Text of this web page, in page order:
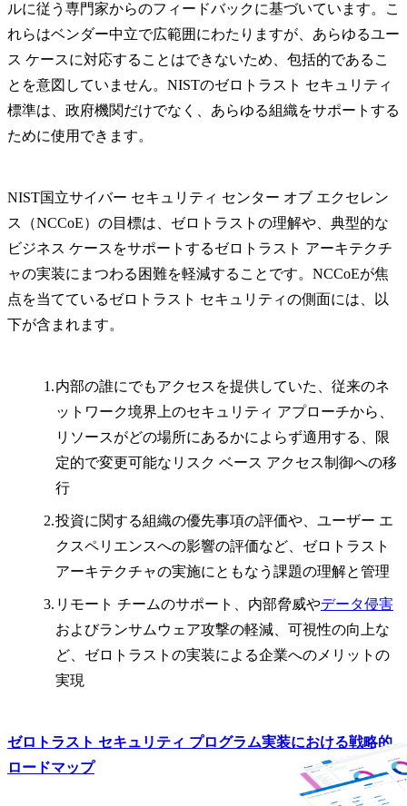
ルに従う専門家からのフィードバックに基づいています。こ
れらはベンダー中立で広範囲にわたりますが、あらゆるユー
ス ケースに対応することはできないため、包括的であるこ
とを意図していません。NISTのゼロトラスト セキュリティ
標準は、政府機関だけでなく、あらゆる組織をサポートする
ために使用できます。
NIST国立サイバー セキュリティ センター オブ エクセレン
ス（NCCoE）の目標は、ゼロトラストの理解や、典型的な
ビジネス ケースをサポートするゼロトラスト アーキテクチ
ャの実装にまつわる困難を軽減することです。NCCoEが焦
点を当てているゼロトラスト セキュリティの側面には、以
下が含まれます。
内部の誰にでもアクセスを提供していた、従来のネ
ットワーク境界上のセキュリティ アプローチから、
リソースがどの場所にあるかによらず適用する、限
定的で変更可能なリスク ベース アクセス制御への移
行
投資に関する組織の優先事項の評価や、ユーザー エ
クスペリエンスへの影響の評価など、ゼロトラスト
アーキテクチャの実施にともなう課題の理解と管理
リモート チームのサポート、内部脅威やデータ侵害
およびランサムウェア攻撃の軽減、可視性の向上な
ど、ゼロトラストの実装による企業へのメリットの
実現
ゼロトラスト セキュリティ プログラム実装における戦略的
ロードマップ